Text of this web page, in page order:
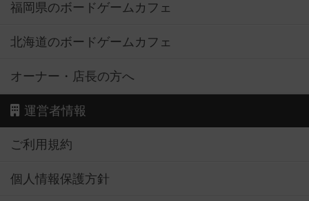
福岡県のボードゲームカフェ
北海道のボードゲームカフェ
オーナー・店長の方へ
運営者情報
ご利用規約
個人情報保護方針